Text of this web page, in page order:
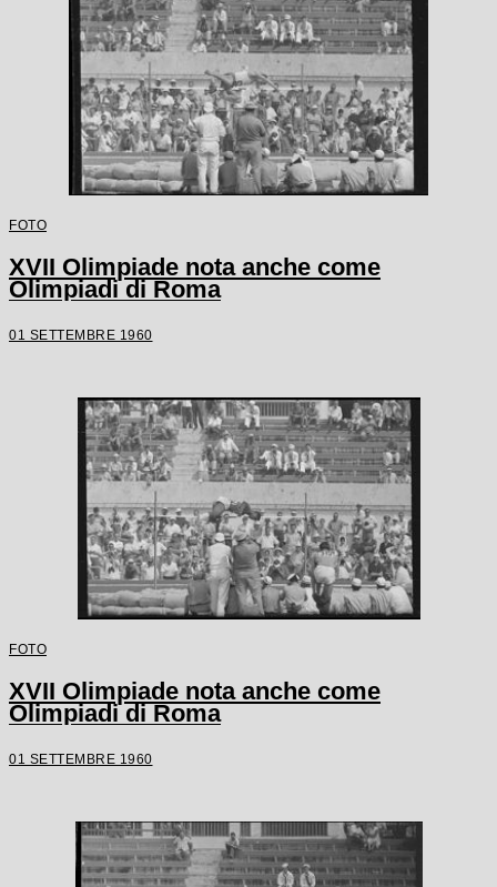
FOTO
XVII Olimpiade nota anche come
Olimpiadi di Roma
01 SETTEMBRE 1960
FOTO
XVII Olimpiade nota anche come
Olimpiadi di Roma
01 SETTEMBRE 1960